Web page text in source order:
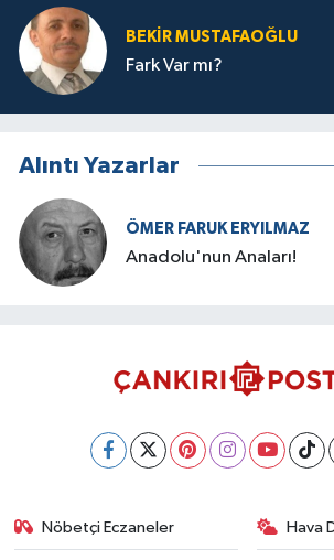
BEKIR MUSTAFAOĞLU
Fark Var mı?
Alıntı Yazarlar
ÖMER FARUK ERYILMAZ
Anadolu'nun Anaları!
Nöbetçi Eczaneler Hava